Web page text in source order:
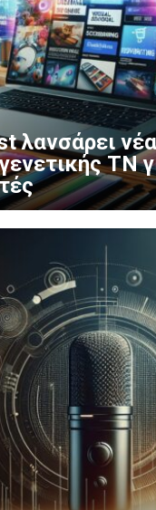
λανσάρει νέα
ΤΝ